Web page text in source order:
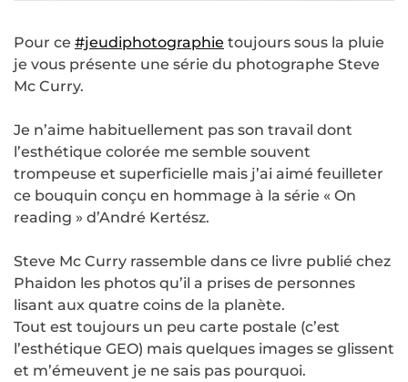
Pour ce #jeudiphotographie toujours sous la pluie
je vous présente une série du photographe Steve
Mc Curry.
Je n’aime habituellement pas son travail dont
l’esthétique colorée me semble souvent
trompeuse et superficielle mais j’ai aimé feuilleter
ce bouquin conçu en hommage à la série « On
reading » d’André Kertész.
Steve Mc Curry rassemble dans ce livre publié chez
Phaidon les photos qu’il a prises de personnes
lisant aux quatre coins de la planète.
Tout est toujours un peu carte postale (c’est
l’esthétique GEO) mais quelques images se glissent
et m’émeuvent je ne sais pas pourquoi.